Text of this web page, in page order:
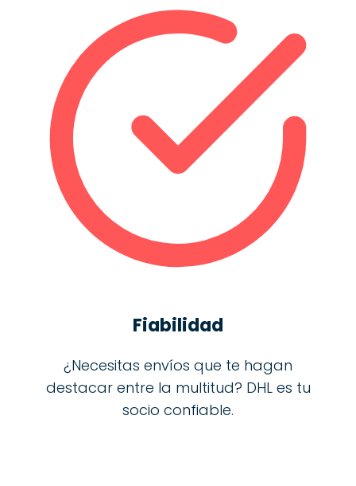
Fiabilidad
¿Necesitas envíos que te hagan
destacar entre la multitud? DHL es tu
socio confiable.